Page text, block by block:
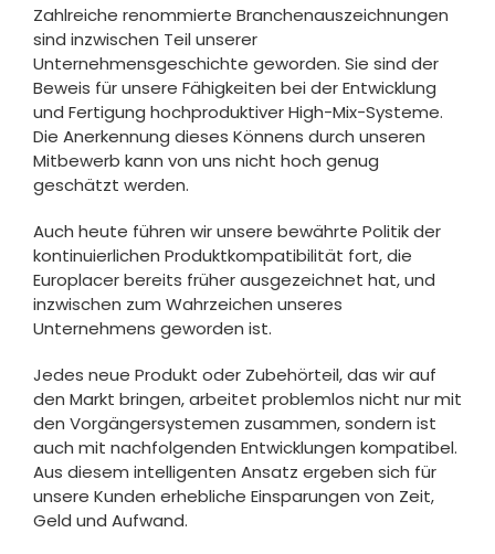
Zahlreiche renommierte Branchenauszeichnungen
sind inzwischen Teil unserer
Unternehmensgeschichte geworden. Sie sind der
Beweis für unsere Fähigkeiten bei der Entwicklung
und Fertigung hochproduktiver High-Mix-Systeme.
Die Anerkennung dieses Könnens durch unseren
Mitbewerb kann von uns nicht hoch genug
geschätzt werden.
Auch heute führen wir unsere bewährte Politik der
kontinuierlichen Produktkompatibilität fort, die
Europlacer bereits früher ausgezeichnet hat, und
inzwischen zum Wahrzeichen unseres
Unternehmens geworden ist.
Jedes neue Produkt oder Zubehörteil, das wir auf
den Markt bringen, arbeitet problemlos nicht nur mit
den Vorgängersystemen zusammen, sondern ist
auch mit nachfolgenden Entwicklungen kompatibel.
Aus diesem intelligenten Ansatz ergeben sich für
unsere Kunden erhebliche Einsparungen von Zeit,
Geld und Aufwand.